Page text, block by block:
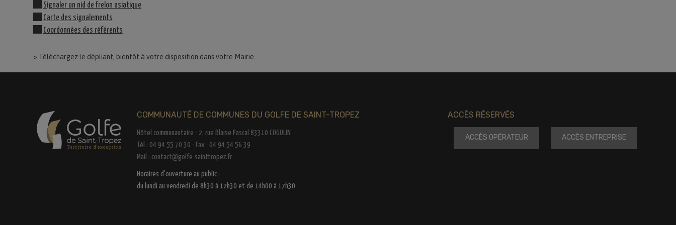
Signaler un nid de frelon asiatique
Carte des signalements
Coordonnées des référents
> Téléchargez le dépliant, bientôt à votre disposition dans votre Mairie.
COMMUNAUTÉ DE COMMUNES DU GOLFE DE SAINT-TROPEZ
Hôtel communautaire - 2, rue Blaise Pascal 83310 COGOLIN
Tél : 04 94 55 70 30 - Fax : 04 94 54 56 39
Mail : contact@golfe-sainttropez.fr
Horaires d'ouverture au public :
du lundi au vendredi de 8h30 à 12h30 et de 14h00 à 17h30
ACCÈS RÉSERVÉS
ACCÈS OPÉRATEUR ACCÈS ENTREPRISE